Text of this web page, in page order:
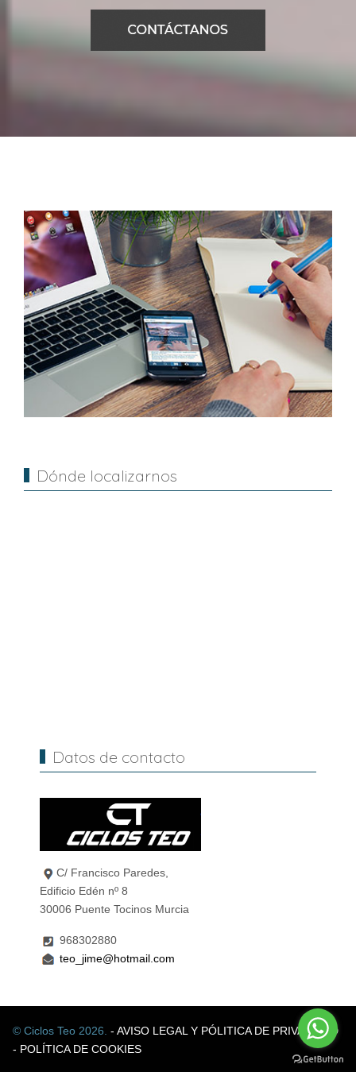
Dónde localizarnos
Datos de contacto
C/ Francisco Paredes,
Edificio Edén nº 8
30006 Puente Tocinos Murcia
968302880
teo_jime@hotmail.com
© Ciclos Teo 2026.- AVISO LEGAL Y PÓLITICA DE PRIVACIDAD
- POLÍTICA DE COOKIES